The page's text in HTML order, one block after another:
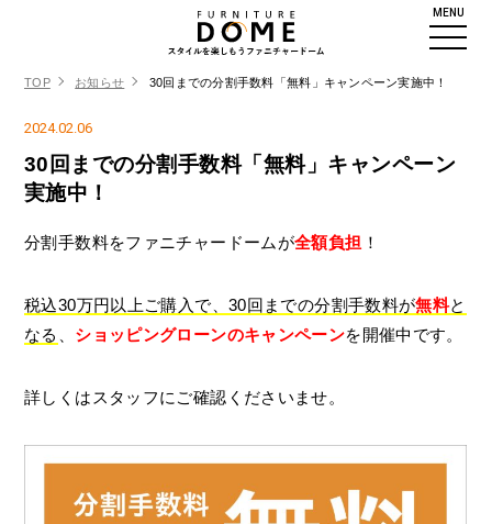
MENU
TOP お知らせ 30回までの分割手数料「無料」キャンペーン実施中！
2024.02.06
30回までの分割手数料「無料」キャンペーン
実施中！
分割手数料をファニチャードームが全額負担 ！
税込30万円以上ご購入で、30回までの分割手数料が無料と
なる
ショッピングローンのキャンペーンを開催中です。
詳しくはスタッフにご確認くださいませ。